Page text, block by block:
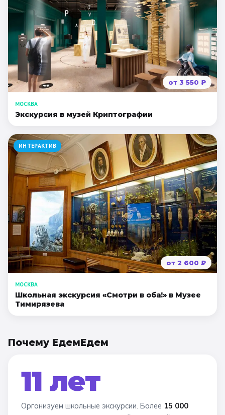
от 3 550 ₽
МОСКВА
Экскурсия в музей Криптографии
ИНТЕРАКТИВ
от 2 600 ₽
МОСКВА
Школьная экскурсия «Смотри в оба!» в Музее
Тимирязева
Почему ЕдемЕдем
11 лет
Организуем школьные экскурсии. Более 15 000